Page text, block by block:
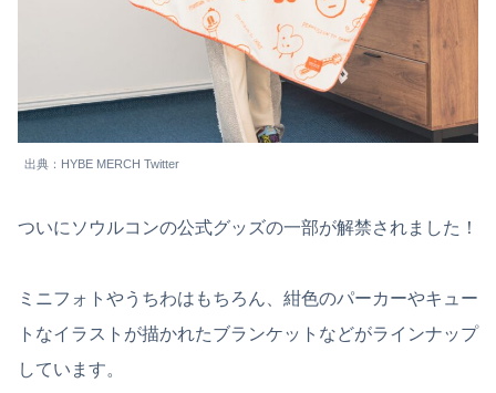
出典：HYBE MERCH Twitter
ついにソウルコンの公式グッズの一部が解禁されました！
ミニフォトやうちわはもちろん、紺色のパーカーやキュー
トなイラストが描かれたブランケットなどがラインナップ
しています。